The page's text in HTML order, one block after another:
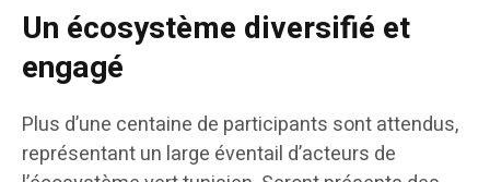
Un écosystème diversifié et
engagé
Plus d’une centaine de participants sont attendus,
représentant un large éventail d’acteurs de